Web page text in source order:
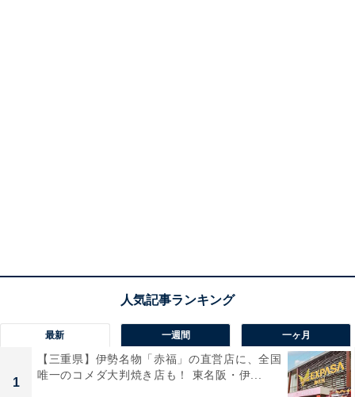
最新 一週間 一ヶ月
1
【三重県】伊勢名物「赤福」の直営店に、全国
唯一のコメダ大判焼き店も！ 東名阪・伊...